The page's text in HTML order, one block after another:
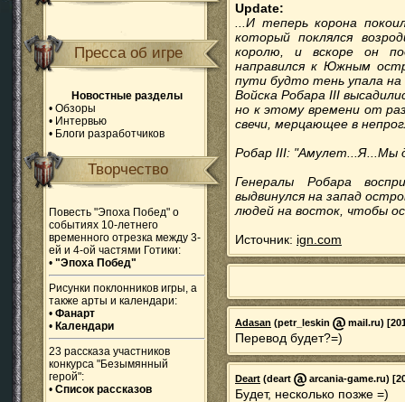
Пресса об игре
Новостные разделы
• Обзоры
• Интервью
• Блоги разработчиков
Творчество
Повесть "Эпоха Побед" о
событиях 10-летнего
временного отрезка между 3-
ей и 4-ой частями Готики:
• "Эпоха Побед"
Рисунки поклонников игры, а
также арты и календари:
• Фанарт
• Календари
23 рассказа участников
конкурса "Безымянный
герой":
• Список рассказов
Update:
...И теперь корона
который поклялся
королю, и вскоре он
направился к Южным
пути будто тень упала на
Войска Робара III
но к этому времени от
свечи, мерцающее в
Робар III: "Амулет...Я...Мы
Генералы Робара
выдвинулся на запад
людей на восток, чтобы
Источник: ign.com
Adasan (petr_leskin mail.ru)
Перевод будет?=)
Deart (deart arcania-game.ru)
Будет, несколько позже =)